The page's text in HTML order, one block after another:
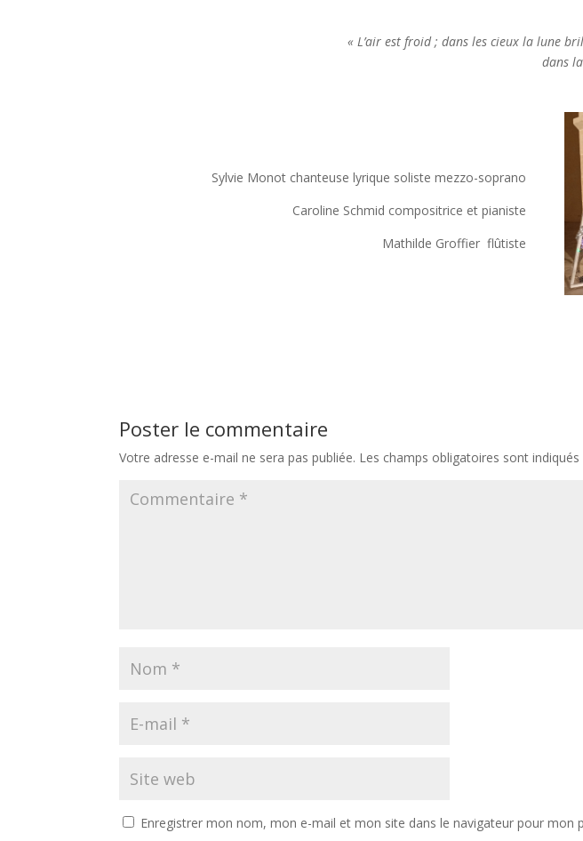
« L’air est froid ; dans les cieux la lune
dans
Sylvie Monot chanteuse lyrique soliste mezzo-soprano
Caroline Schmid compositrice et pianiste
Mathilde Groffier flûtiste
Poster le commentaire
Votre adresse e-mail ne sera pas publiée. Les champs obligatoires sont
Enregistrer mon nom, mon e-mail et mon site dans le navigateur pour mon